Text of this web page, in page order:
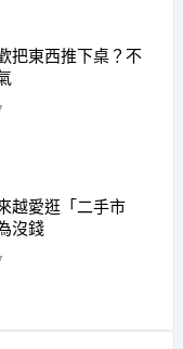
把東西推下桌？不
越愛逛「二手市
沒錢